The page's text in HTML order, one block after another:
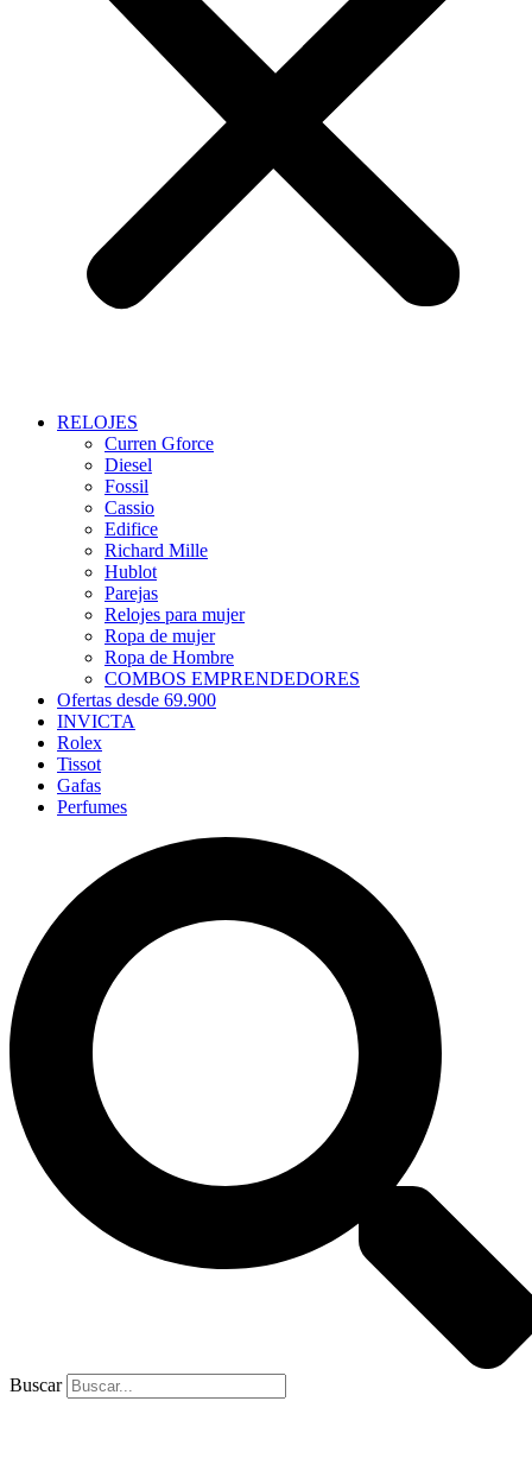
RELOJES
Curren Gforce
Diesel
Fossil
Cassio
Edifice
Richard Mille
Hublot
Parejas
Relojes para mujer
Ropa de mujer
Ropa de Hombre
COMBOS EMPRENDEDORES
Ofertas desde 69.900
INVICTA
Rolex
Tissot
Gafas
Perfumes
Buscar